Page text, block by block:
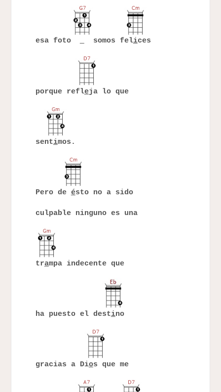
esa foto somos felices
porque refleja lo que
sentimos.
Pero de ésto no a sido
culpable ninguno es una
trampa indecente que
ha puesto el destino
gracias a Dios que me